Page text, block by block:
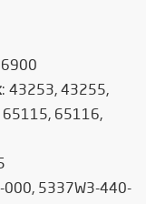
6900
: 43253, 43255,
65116,
000, 5337W3-440-